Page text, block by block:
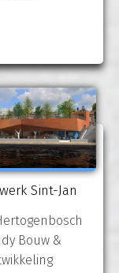
Sint-Jan
Bouw &